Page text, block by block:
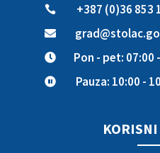
 +387 (0)36 853

 Pon - pet: 07:00
 Pauza: 10:00 -